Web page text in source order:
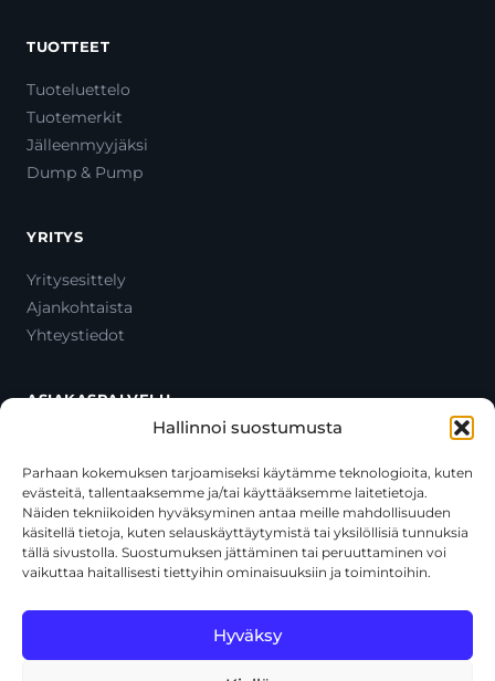
Hallinnoi suostumusta
Parhaan kokemuksen tarjoamiseksi käytämme teknologioita, kuten
evästeitä, tallentaaksemme ja/tai käyttääksemme laitetietoja.
Näiden tekniikoiden hyväksyminen antaa meille mahdollisuuden
käsitellä tietoja, kuten selauskäyttäytymistä tai yksilöllisiä tunnuksia
tällä sivustolla. Suostumuksen jättäminen tai peruuttaminen voi
vaikuttaa haitallisesti tiettyihin ominaisuuksiin ja toimintoihin.
Hyväksy
TUOTTEET
Tuoteluettelo
Tuotemerkit
Jälleenmyyjäksi
Dump & Pump
YRITYS
Yritysesittely
Ajankohtaista
Yhteystiedot
ASIAKASPALVELU
Oma tili
Maksutavat
Toimitustavat
Usein kysytyt kysymykset
+358 44 270 3795
asiakaspalvelu@toolcat.fi